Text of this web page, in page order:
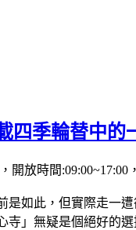
四季輪替中的
開放時間:09:00~17:00
是如此，但實際走
寺」無疑是個絕好的選